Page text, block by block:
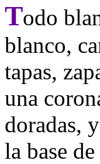
Todo
blanco,
tapas,
una
doradas,
la base